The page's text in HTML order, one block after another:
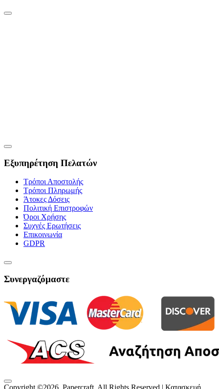
Εξυπηρέτηση Πελατών
Τρόποι Αποστολής
Τρόποι Πληρωμής
Άτοκες Δόσεις
Πολιτική Επιστροφών
Όροι Χρήσης
Συχνές Ερωτήσεις
Επικοινωνία
GDPR
Συνεργαζόμαστε
Copyright ©2026 , Papercraft, All Rights Reserved | Κατασκευή